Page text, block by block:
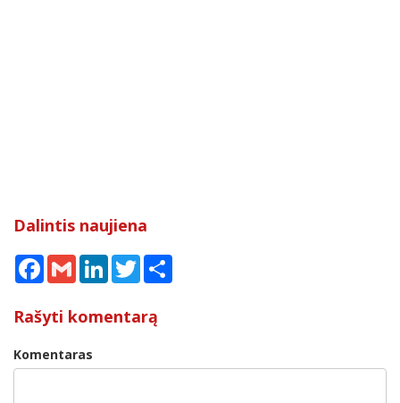
Dalintis naujiena
Facebook
Gmail LinkedInTwitter
Rašyti komentarą
Komentaras